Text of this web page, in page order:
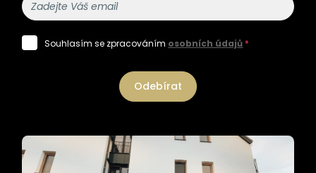
Souhlasím se zpracováním osobních údajů *
Odebírat